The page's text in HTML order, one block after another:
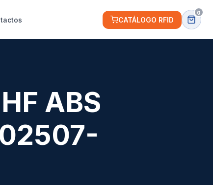
CATÁLOGO RFID
0
ABS